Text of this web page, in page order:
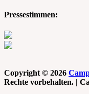
Pressestimmen:
Copyright © 2026
Rechte vorbehalten. |